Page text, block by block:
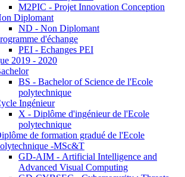
M2PIC - Projet Innovation Conception
Diplomant
ND - Non Diplomant
d'échange
PEI - Echanges PEI
2019 - 2020
BS - Bachelor of Science de l'Ecole
polytechnique
Ingénieur
X - Diplôme d'ingénieur de l'Ecole
polytechnique
de formation gradué de l'Ecole
-MSc&T
GD-AIM - Artificial Intelligence and
Advanced Visual Computing